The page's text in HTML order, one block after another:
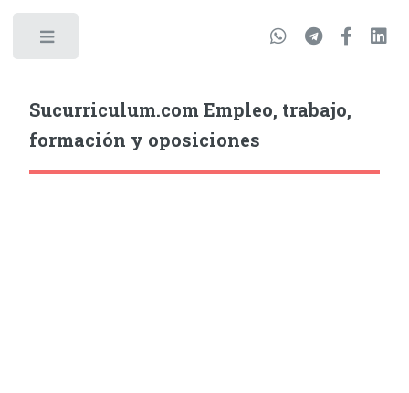
Sucurriculum.com Empleo, trabajo,
formación y oposiciones